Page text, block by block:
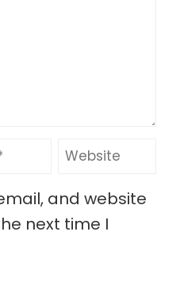
and website
next time I